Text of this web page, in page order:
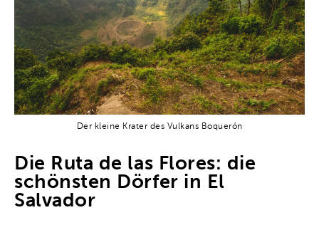
Der kleine Krater des Vulkans Boquerón
Die Ruta de las Flores: die
schönsten Dörfer in El
Salvador